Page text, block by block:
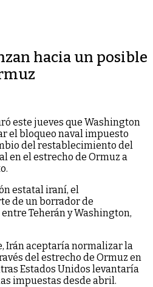
hacia un posible
este jueves que Washington
el bloqueo naval impuesto
del restablecimiento del
en el estrecho de Ormuz a
estatal iraní, el
de un borrador de
Teherán y Washington,
Irán aceptaría normalizar la
del estrecho de Ormuz en
Estados Unidos levantaría
impuestas desde abril.